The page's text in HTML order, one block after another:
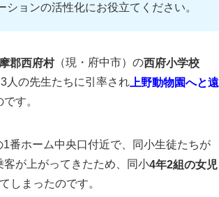
ョンの活性化にお役立てください。
郡西府村（現・府中市）の西府小学校
人の先生たちに引率され 上野動物園へと遠
す。
1番ホーム中央口付近で、同小生徒たちが
が上がってきたため、同小4年2組の女児
しまったのです。